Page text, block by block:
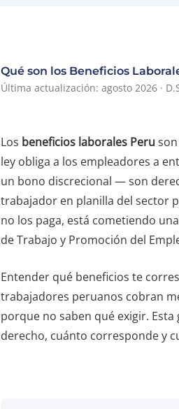
Qué son los Beneficios
Última actualización: agosto 2026 ·
Los beneficios laborales Peru
ley obliga a los empleadores a
un bono discrecional — son
trabajador en planilla del sector
no los paga, está cometiendo
de Trabajo y Promoción del
Entender qué beneficios te
trabajadores peruanos cobran
porque no saben qué exigir.
derecho, cuánto corresponde y